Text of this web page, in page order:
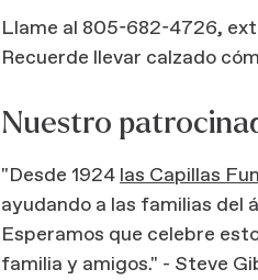
Llame al 805-682-4726,
Recuerde llevar calzado
Nuestro
"Desde 1924las Capillas
ayudando a las familias del
Esperamos que celebre
familia y amigos." - Steve